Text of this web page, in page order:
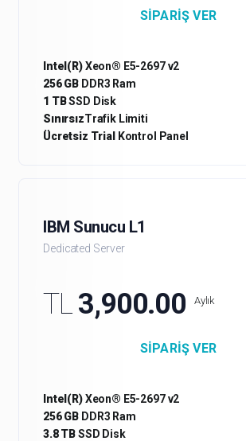
SIPARIŞ VER
Intel(R)Xeon® E5-2697 v2
256 GB DDR3 Ram
1 TBSSD Disk
SınırsızTrafik Limiti
Ücretsiz Trial
Kontrol Panel
IBM Sunucu L1
Dedicated Server
TL3,900.00 Aylık
SIPARIŞ VER
Intel(R)Xeon® E5-2697 v2
256 GB DDR3 Ram
3.8 TBSSD Disk